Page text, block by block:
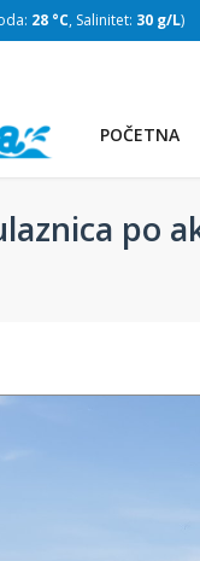
28 °C, Salinitet: 30 g/L)
POČETNA
po